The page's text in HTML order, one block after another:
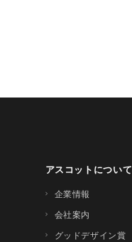
アスコットについて
企業情報
会社案内
グッドデザイン賞